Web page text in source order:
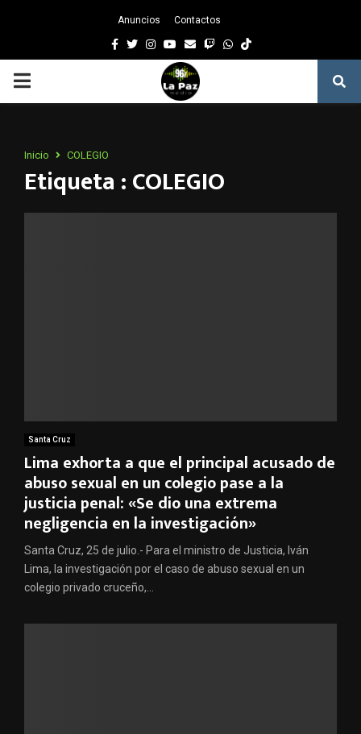
Anuncios Contactos
Facebook
TwitterInstagram
Youtube
EmailTwitchWhatsapp
PRIMARY
Inicio COLEGIO
Etiqueta : COLEGIO
Santa Cruz
Lima exhorta a que el principal acusado de
abuso sexual en un colegio pase a la
justicia penal: «Se dio una extrema
negligencia en la investigación»
Santa Cruz, 25 de julio.- Para el ministro de Justicia, Iván
Lima, la investigación por el caso de abuso sexual en un
colegio privado cruceño,...